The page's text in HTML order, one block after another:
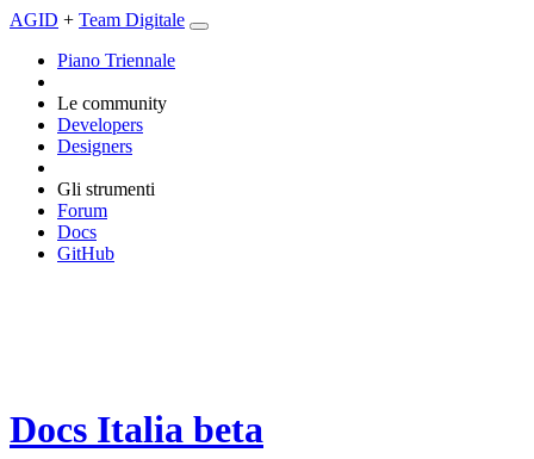
AGID + Team Digitale
Piano Triennale
Le community
Developers
Designers
Gli strumenti
Forum
Docs
GitHub
Docs Italia beta